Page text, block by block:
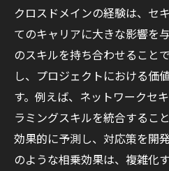
クロスドメインの経験は、セ
てのキャリアに大きな影響を
のスキルを持ち合わせること
し、プロジェクトにおける価
す。例えば、ネットワークセ
ラミングスキルを統合するこ
効果的に予測し、対応策を開
のような相乗効果は、複雑化